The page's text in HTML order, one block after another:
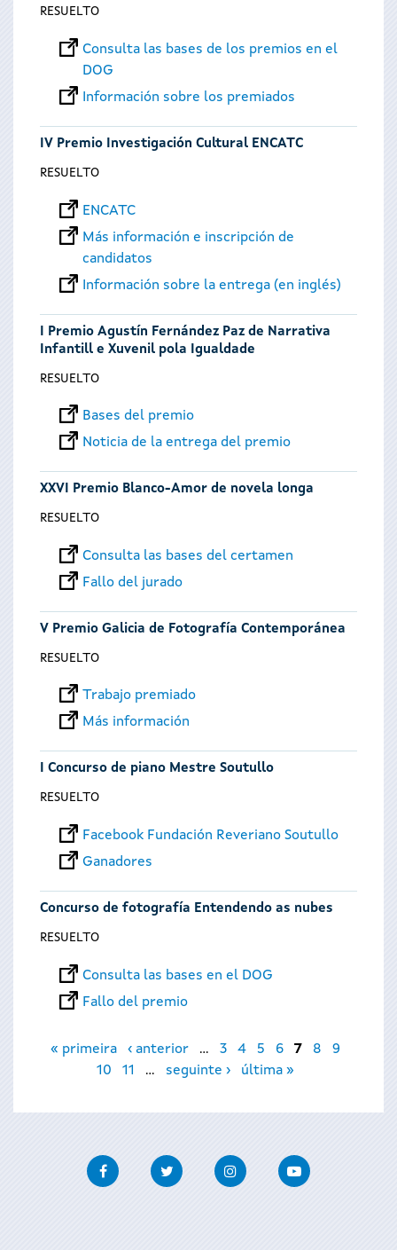
RESUELTO
Consulta las bases de los premios en el
DOG
Información sobre los premiados
IV Premio Investigación Cultural ENCATC
RESUELTO
ENCATC
Más información e inscripción de
candidatos
Información sobre la entrega (en inglés)
I Premio Agustín Fernández Paz de Narrativa
Infantill e Xuvenil pola Igualdade
RESUELTO
Bases del premio
Noticia de la entrega del premio
XXVI Premio Blanco-Amor de novela longa
RESUELTO
Consulta las bases del certamen
Fallo del jurado
V Premio Galicia de Fotografía Contemporánea
RESUELTO
Trabajo premiado
Más información
I Concurso de piano Mestre Soutullo
RESUELTO
Facebook Fundación Reveriano Soutullo
Ganadores
Concurso de fotografía Entendendo as nubes
RESUELTO
Consulta las bases en el DOG
Fallo del premio
Páginas
« primeira ‹ anterior … 3 4 5 6 7 8
9
10
11 … seguinte › última »
FacebookTwitter InstagramYoutube